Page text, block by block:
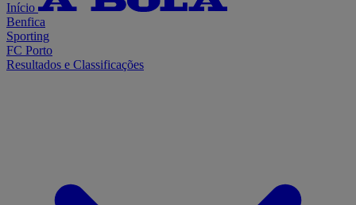
Início
Benfica
Sporting
FC Porto
Resultados e Classificações